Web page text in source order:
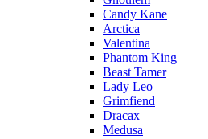
Candy Kane
Arctica
Valentina
Phantom King
Beast Tamer
Lady Leo
Grimfiend
Dracax
Medusa